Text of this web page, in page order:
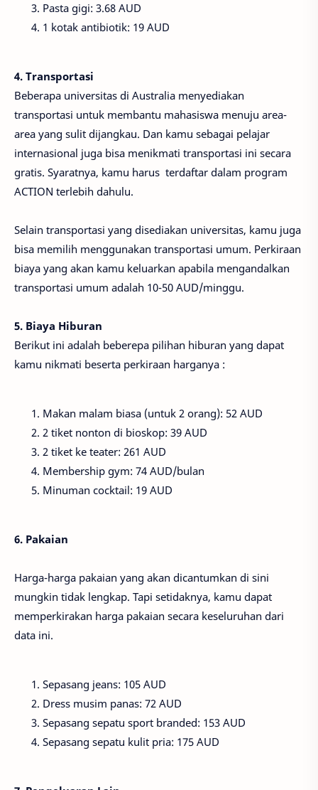
Pasta gigi: 3.68 AUD
1 kotak antibiotik: 19 AUD
4. Transportasi
Beberapa universitas di Australia menyediakan
transportasi untuk membantu mahasiswa menuju area-
area yang sulit dijangkau. Dan kamu sebagai pelajar
internasional juga bisa menikmati transportasi ini secara
gratis. Syaratnya, kamu harus terdaftar dalam program
ACTION terlebih dahulu.
Selain transportasi yang disediakan universitas, kamu juga
bisa memilih menggunakan transportasi umum. Perkiraan
biaya yang akan kamu keluarkan apabila mengandalkan
transportasi umum adalah 10-50 AUD/minggu.
5. Biaya Hiburan
Berikut ini adalah beberepa pilihan hiburan yang dapat
kamu nikmati beserta perkiraan harganya :
Makan malam biasa (untuk 2 orang): 52 AUD
2 tiket nonton di bioskop: 39 AUD
2 tiket ke teater: 261 AUD
Membership gym: 74 AUD/bulan
Minuman cocktail: 19 AUD
6. Pakaian
Harga-harga pakaian yang akan dicantumkan di sini
mungkin tidak lengkap. Tapi setidaknya, kamu dapat
memperkirakan harga pakaian secara keseluruhan dari
data ini.
Sepasang jeans: 105 AUD
Dress musim panas: 72 AUD
Sepasang sepatu sport branded: 153 AUD
Sepasang sepatu kulit pria: 175 AUD